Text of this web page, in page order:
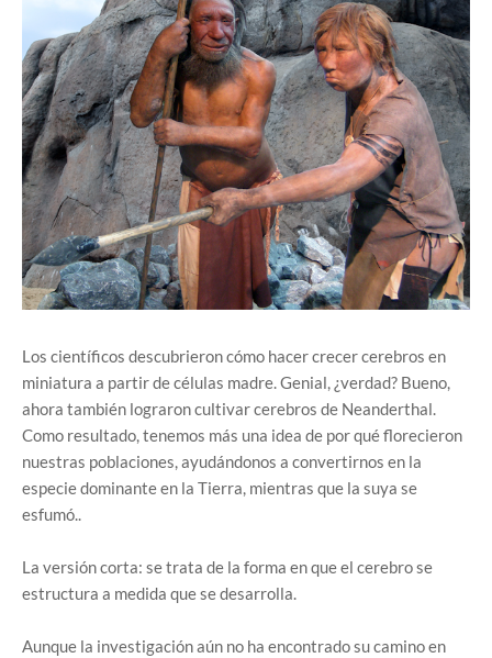
Los científicos descubrieron cómo hacer crecer cerebros en
miniatura a partir de células madre. Genial, ¿verdad? Bueno,
ahora también lograron cultivar cerebros de Neanderthal.
Como resultado, tenemos más una idea de por qué florecieron
nuestras poblaciones, ayudándonos a convertirnos en la
especie dominante en la Tierra, mientras que la suya se
esfumó..
La versión corta: se trata de la forma en que el cerebro se
estructura a medida que se desarrolla.
Aunque la investigación aún no ha encontrado su camino en